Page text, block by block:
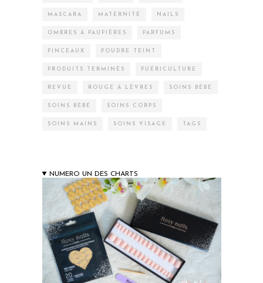
MASCARA MATERNITÉ NAILS
OMBRES À PAUPIÈRES PARFUMS
PINCEAUX POUDRE TEINT
PRODUITS TERMINÉS PUÉRICULTURE
REVUE ROUGE À LÈVRES SOINS BÉBÉ
SOINS BÉBÉ SOINS CORPS
SOINS MAINS SOINS VISAGE TAGS
NUMERO UN DES CHARTS